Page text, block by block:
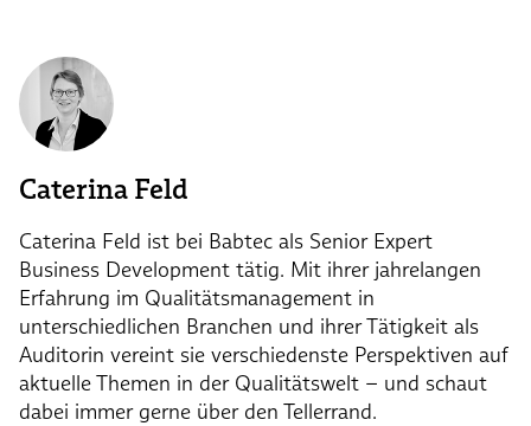
Caterina Feld
Caterina Feld ist bei Babtec als Senior Expert
Business Development tätig. Mit ihrer jahrelangen
Erfahrung im Qualitätsmanagement in
unterschiedlichen Branchen und ihrer Tätigkeit als
Auditorin vereint sie verschiedenste Perspektiven auf
aktuelle Themen in der Qualitätswelt – und schaut
dabei immer gerne über den Tellerrand.